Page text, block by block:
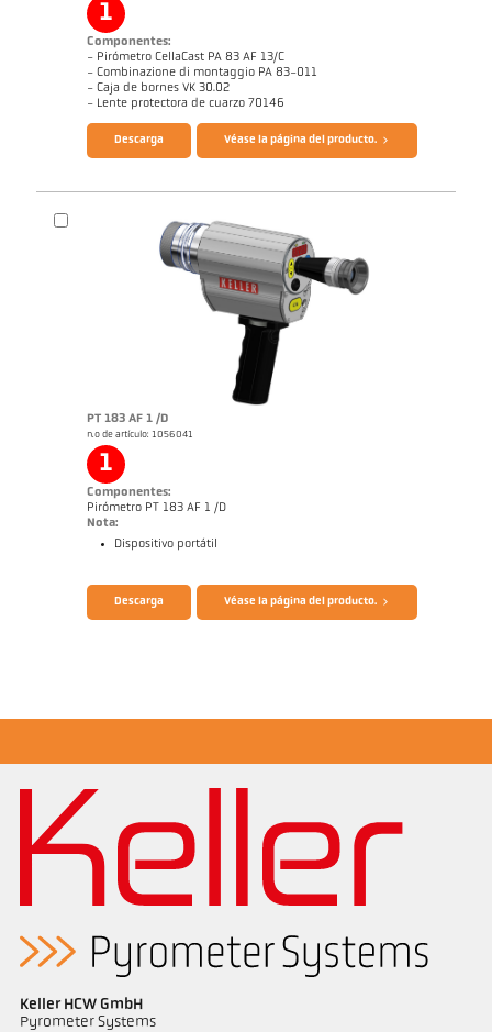
1
Componentes:
- Pirómetro CellaCast PA 83 AF 13/C
- Combinazione di montaggio PA 83-011
- Caja de bornes VK 30.02
- Lente protectora de cuarzo 70146
Informe de aplicación CellaCast Informe técnico Casting
Dibujo acotado PA 83-K012
Descarga Véase la página del producto.
PT 183 AF 1 /D
n.o de artículo: 1056041
1
Componentes:
Pirómetro PT 183 AF 1 /D
Nota:
Dispositivo portátil
Folleto CellaCast PA83 PT183
Informe de aplicación CellaCast
Descarga Véase la página del producto.
Keller HCW GmbH
Pyrometer Systems